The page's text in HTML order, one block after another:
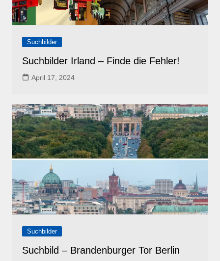
Suchbilder
Suchbilder Irland – Finde die Fehler!
April 17, 2024
Suchbilder
Suchbild – Brandenburger Tor Berlin